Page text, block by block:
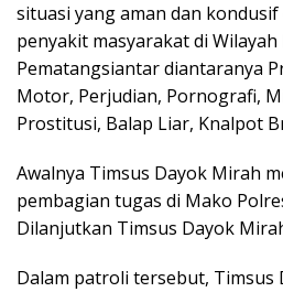
situasi yang aman dan kondusif
penyakit masyarakat di
Pematangsiantar diantaranya
Motor, Perjudian, Pornografi,
Prostitusi, Balap Liar, Knalpot
Awalnya Timsus Dayok Mirah
pembagian tugas di Mako
Dilanjutkan Timsus Dayok
Dalam patroli tersebut, Timsus